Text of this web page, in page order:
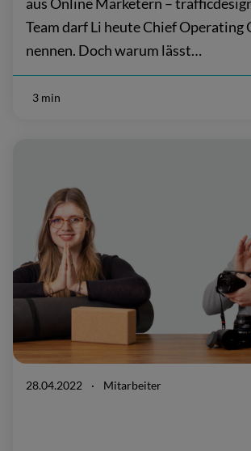
Team darf Li heute Chief Operating
nennen. Doch warum lässt…
3 min
28.04.2022 · Mitarbeiter